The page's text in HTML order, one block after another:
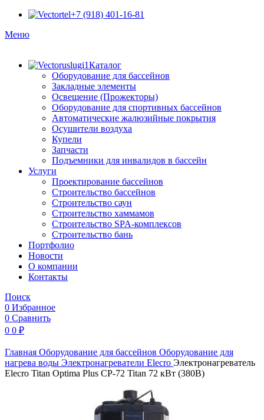
+7 (918) 401-16-81
Меню
Каталог
Оборудование для бассейнов
Закладные элементы
Освещение (Прожекторы)
Оборудование для спортивных бассейнов
Автоматические жалюзийные покрытия
Осушители воздуха
Купели
Запчасти
Подъемники для инвалидов в бассейн
Услуги
Проектирование бассейнов
Строительство бассейнов
Строительство саун
Строительство хаммамов
Строительство SPA-комплексов
Строительство бань
Портфолио
Новости
O компании
Контакты
Поиск
0 Избранное
0 Сравнить
0 0 ₽
Главная Оборудование для бассейнов Оборудование для
нагрева воды Электронагреватели Elecro Электронагреватель
Elecro Titan Optima Plus СP-72 Titan 72 кВт (380В)